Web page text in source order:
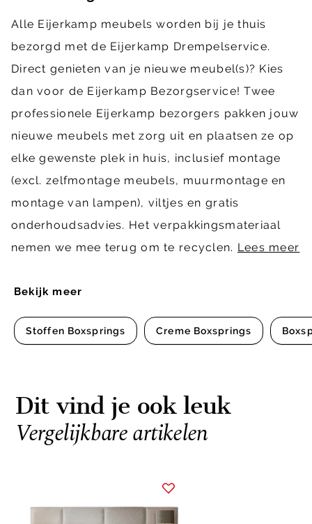
Bekijk meer
Stoffen Boxsprings Creme Boxsprings
Alle Eijerkamp meubels worden bij je thuis
bezorgd met de Eijerkamp Drempelservice.
Direct genieten van je nieuwe meubel(s)? Kies
dan voor de Eijerkamp Bezorgservice! Twee
professionele Eijerkamp bezorgers pakken jouw
nieuwe meubels met zorg uit en plaatsen ze op
elke gewenste plek in huis, inclusief montage
(excl. zelfmontage meubels, muurmontage en
montage van lampen), viltjes en gratis
onderhoudsadvies. Het verpakkingsmateriaal
nemen we mee terug om te recyclen. Lees meer
Dit vind je ook leuk
Vergelijkbare artikelen